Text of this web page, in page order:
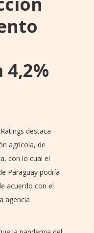
4,2%
destaca
agrícola, de
con lo cual el
Paraguay podría
acuerdo con el
agencia